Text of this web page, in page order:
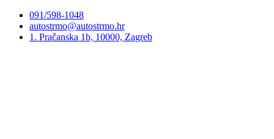
Preskoči
sadržaj
091/598-1048
autostrmo@autostrmo.hr
1. Pračanska 1b, 10000, Zagreb